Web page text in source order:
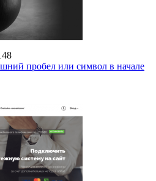
пробел или символ в начале